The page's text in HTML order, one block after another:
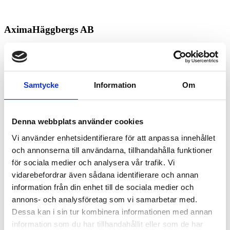
Samtycke Information Om
Denna webbplats använder cookies
Vi använder enhetsidentifierare för att anpassa innehållet
och annonserna till användarna, tillhandahålla funktioner
för sociala medier och analysera vår trafik. Vi
vidarebefordrar även sådana identifierare och annan
information från din enhet till de sociala medier och
annons- och analysföretag som vi samarbetar med.
Dessa kan i sin tur kombinera informationen med annan
information som du har tillhandahållit eller som de har
AximaHäggbergs AB
Kontakt
Vimmerby
Köpa och äga terrängfordon
Fordonstyper snöskotrar
Fordonstyper fyrhjulingar
Köra terrängfordon
Att köra i terräng
Att köra snöskoter
Säker körning i terrängen
Lagar och regelverk
Lagar och regler
Körkort och förarbevis